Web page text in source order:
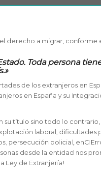
a migrar, conforme
Toda persona
de los extranjeros en
en España y su
título sino todo lo
laboral, dificultades
persecución policial,
desde la entidad nos
Ley de Extranjería!